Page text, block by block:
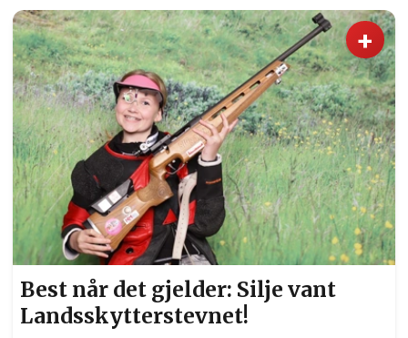
+
Best når det gjelder: Silje vant
Landsskytterstevnet!